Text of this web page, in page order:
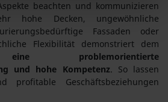
beachten und kommunizieren
hohe Decken, ungewöhnliche
Fassaden oder
Flexibilität demonstriert dem
eine problemorientierte
und hohe Kompetenz. So lassen
profitable Geschäftsbeziehungen